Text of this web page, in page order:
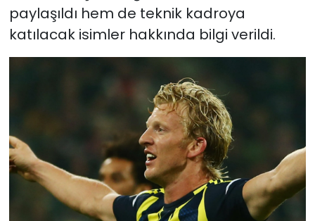
paylaşıldı hem de teknik kadroya
katılacak isimler hakkında bilgi verildi.